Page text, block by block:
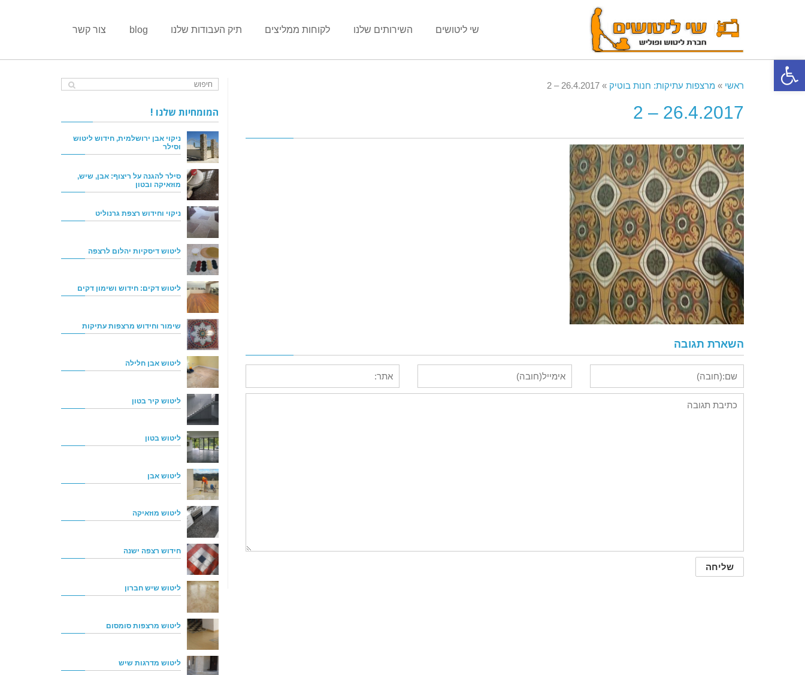
פתח סרגל נגישות
שי ליטושים השירותים שלנו לקוחות ממליצים תיק העבודות שלנו blog צור קשר
ראשי » מרצפות עתיקות: חנות בוטיק »
26.4.2017 – 2
26.4.2017 – 2
השארת תגובה
המומחיות שלנו !
ניקוי אבן ירושלמית, חידוש ליטוש
וסילר
סילר להגנה על ריצוף: אבן, שיש,
מוזאיקה ובטון
ניקוי וחידוש רצפת גרנוליט
ליטוש דיסקיות יהלום לרצפה
ליטוש דקים: חידוש ושימון דקים
שימור וחידוש מרצפות עתיקות
ליטוש אבן חלילה
ליטוש קיר בטון
ליטוש בטון
ליטוש אבן
ליטוש מוזאיקה
חידוש רצפה ישנה
ליטוש שיש חברון
ליטוש מרצפות סומסום
ליטוש מדרגות שיש